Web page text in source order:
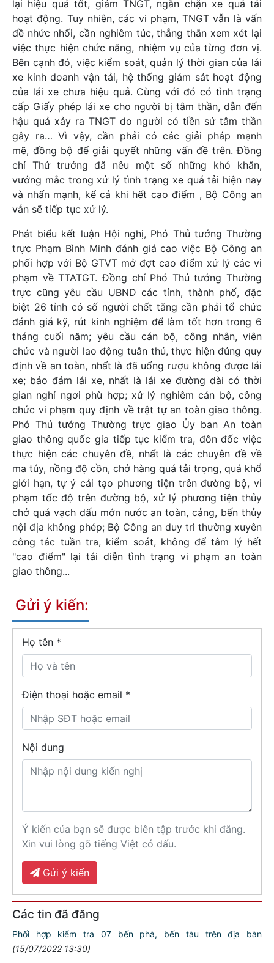
lại hiệu quả tốt, giảm TNGT, ngăn chặn xe quá tải
hoạt động. Tuy nhiên, các vi phạm, TNGT vẫn là vấn
đề nhức nhối, cần nghiêm túc, thẳng thắn xem xét lại
việc thực hiện chức năng, nhiệm vụ của từng đơn vị.
Bên cạnh đó, việc kiểm soát, quản lý thời gian của lái
xe kinh doanh vận tải, hệ thống giám sát hoạt động
của lái xe chưa hiệu quả. Cùng với đó có tình trạng
cấp Giấy phép lái xe cho người bị tâm thần, dẫn đến
hậu quả xảy ra TNGT do người có tiền sử tâm thần
gây ra… Vì vậy, cần phải có các giải pháp mạnh
mẽ, đồng bộ để giải quyết những vấn đề trên. Đồng
chí Thứ trưởng đã nêu một số những khó khăn,
vướng mắc trong xử lý tình trạng xe quá tải hiện nay
và nhấn mạnh, kể cả khi hết cao điểm , Bộ Công an
vẫn sẽ tiếp tục xử lý.
Phát biểu kết luận Hội nghị, Phó Thủ tướng Thường
trực Phạm Bình Minh đánh giá cao việc Bộ Công an
phối hợp với Bộ GTVT mở đợt cao điểm xử lý các vi
phạm về TTATGT. Đồng chí Phó Thủ tướng Thường
trực cũng yêu cầu UBND các tỉnh, thành phố, đặc
biệt 26 tỉnh có số người chết tăng cần phải tổ chức
đánh giá kỹ, rút kinh nghiệm để làm tốt hơn trong 6
tháng cuối năm; yêu cầu cán bộ, công nhân, viên
chức và người lao động tuân thủ, thực hiện đúng quy
định về an toàn, nhất là đã uống rượu không được lái
xe; bảo đảm lái xe, nhất là lái xe đường dài có thời
gian nghỉ ngơi phù hợp; xử lý nghiêm cán bộ, công
chức vi phạm quy định về trật tự an toàn giao thông.
Phó Thủ tướng Thường trực giao Ủy ban An toàn
giao thông quốc gia tiếp tục kiểm tra, đôn đốc việc
thực hiện các chuyên đề, nhất là các chuyên đề về
ma túy, nồng độ cồn, chở hàng quá tải trọng, quá khổ
giới hạn, tự ý cải tạo phương tiện trên đường bộ, vi
phạm tốc độ trên đường bộ, xử lý phương tiện thủy
chở quá vạch dấu mớn nước an toàn, cảng, bến thủy
nội địa không phép; Bộ Công an duy trì thường xuyên
công tác tuần tra, kiểm soát, không để tâm lý hết
"cao điểm" lại tái diễn tình trạng vi phạm an toàn
giao thông...
Gửi ý kiến:
Họ tên *
Điện thoại hoặc email *
Nội dung
Ý kiến của bạn sẽ được biên tập trước khi đăng.
Xin vui lòng gõ tiếng Việt có dấu.
Gửi ý kiến
Các tin đã đăng
Phối hợp kiểm tra 07 bến phà, bến tàu trên địa bàn
(15/07/2022 13:30)